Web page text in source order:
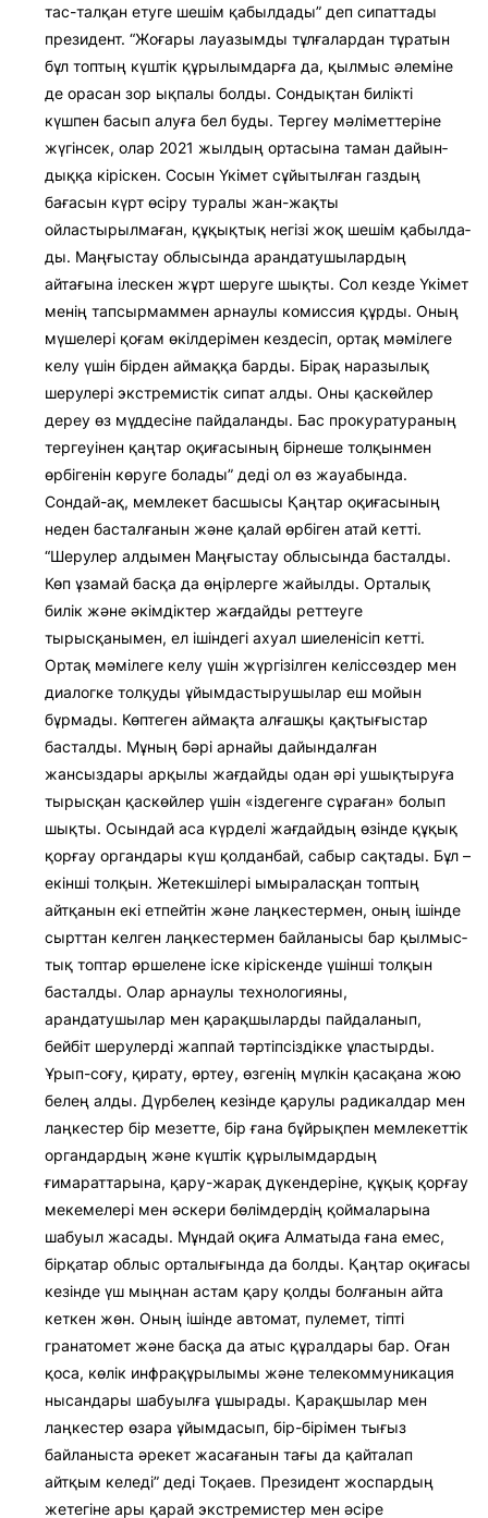
тас-талқан етуге шешім қабылдады” деп сипаттады
президент. “Жоғары лауазымды тұлғалардан тұра­тын
бұл топтың күштік құрылым­дарға да, қылмыс әлеміне
де орасан зор ықпалы болды. Сондықтан билік­ті
күшпен басып алуға бел буды. Тергеу мәліметтеріне
жүгінсек, олар 2021 жылдың ортасына таман да­йын­
дыққа кіріскен. Сосын Үкімет сұйы­тылған газдың
бағасын күрт өсіру туралы жан-жақты
ойластырылмаған, құқық­тық негізі жоқ шешім қабылда­
ды. Маң­ғыстау облысында арандатушы­лар­дың
айтағына ілескен жұрт шеруге шықты. Сол кезде Үкімет
менің тапсырмаммен арнаулы комиссия құрды. Оның
мүшелері қоғам өкілдерімен кездесіп, ортақ мәмілеге
келу үшін бірден ай­маққа барды. Бірақ наразылық
шеру­лері экстремистік сипат алды. Оны қас­көйлер
дереу өз мүддесіне пайдаланды. Бас прокуратураның
тергеуінен қаңтар оқиғасының бірнеше толқын­мен
өрбігенін көруге болады” деді ол өз жауабында.
Сондай-ақ, мемлекет басшысы Қаңтар оқиғасының
неден басталғанын және қалай өрбіген атай кетті.
“Шерулер алдымен Маңғыстау облысында басталды.
Көп ұзамай басқа да өңірлерге жайылды. Орталық
билік және әкімдіктер жағдайды реттеуге
тырысқанымен, ел ішіндегі ахуал шие­­ленісіп кетті.
Ортақ мәмілеге келу үшін жүргізілген келіссөздер мен
диа­ло­г­ке толқуды ұйымдастырушылар еш мойын
бұрмады. Көптеген аймақта алғашқы қақты­ғыс­тар
басталды. Мұның бәрі арнайы дайындалған
жансыздары арқылы жағдайды одан әрі ушықтыруға
тырысқан қаскөйлер үшін «іздегенге сұраған» болып
шықты. Осындай аса күрделі жағдайдың өзінде құқық
қорғау органдары күш қолданбай, сабыр сақтады. Бұл –
екінші толқын. Жетекшілері ымыраласқан топтың
айтқанын екі етпейтін және лаңкес­тер­мен, оның ішінде
сырттан келген лаң­кестермен байланысы бар қыл­мыс­
тық топтар өршелене іске кіріс­кенде үшінші толқын
басталды. Олар арнаулы технологияны,
арандатушылар мен қарақшыларды пайдаланып,
бейбіт шерулерді жаппай тәртіпсіздікке ұластырды.
Ұрып-соғу, қирату, өртеу, өзгенің мүлкін қасақана жою
белең алды. Дүрбелең кезінде қарулы радикалдар мен
лаңкес­тер бір мезетте, бір ғана бұйрықпен мем­лекеттік
органдардың және күштік құрылымдардың
ғимараттарына, қару-жарақ дүкендеріне, құқық қорғау
мекемелері мен әскери бөлімдердің қоймаларына
шабуыл жасады. Мұндай оқиға Алматыда ғана емес,
бірқатар облыс орталығында да болды. Қаңтар оқиғасы
кезінде үш мыңнан астам қару қолды болғанын айта
кеткен жөн. Оның ішінде автомат, пулемет, тіпті
гранатомет және басқа да атыс құ­ралдары бар. Оған
қоса, көлік ин­ф­ра­құрылымы және телекоммуникация
ны­сандары шабуылға ұшырады. Қарақ­шылар мен
лаңкестер өзара ұйым­дасып, бір-бірімен тығыз
байланыста әрекет жасағанын тағы да қайталап
айтқым келеді” деді Тоқаев. Президент жоспардың
жетегіне ары қарай экстремистер мен әсіре